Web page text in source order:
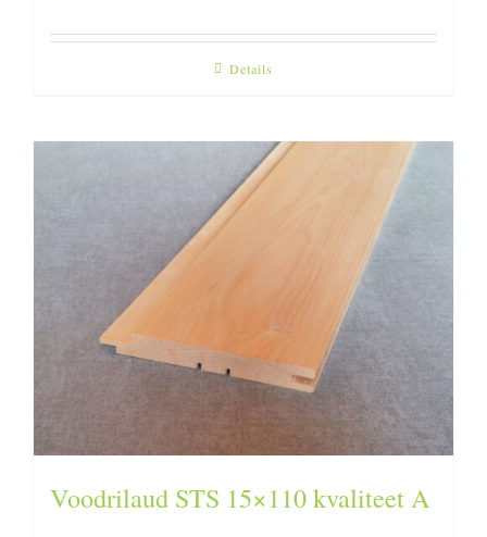
Details
Voodrilaud STS 15×110 kvaliteet A